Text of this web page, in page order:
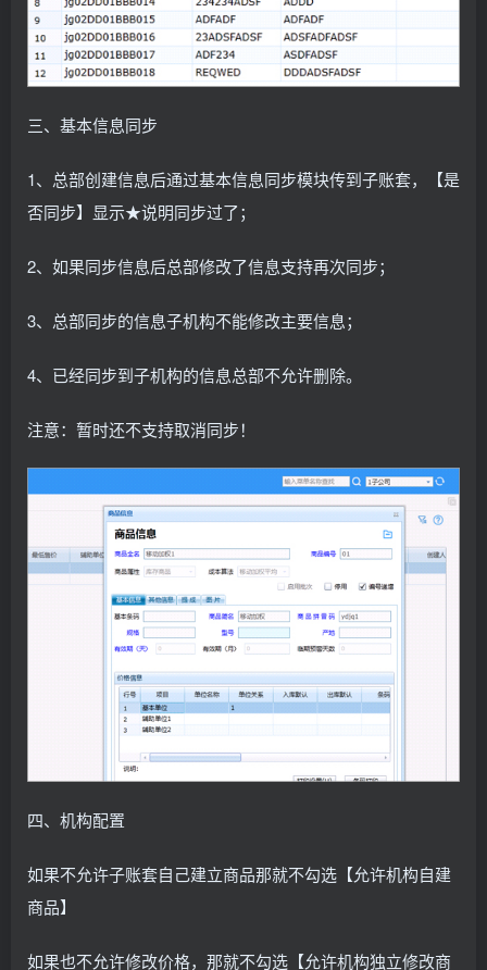
三、基本信息同步
1、总部创建信息后通过基本信息同步模块传到子账套，【是
否同步】显示★说明同步过了；
2、如果同步信息后总部修改了信息支持再次同步；
3、总部同步的信息子机构不能修改主要信息；
4、已经同步到子机构的信息总部不允许删除。
注意：暂时还不支持取消同步！
四、机构配置
如果不允许子账套自己建立商品那就不勾选【允许机构自建
商品】
如果也不允许修改价格，那就不勾选【允许机构独立修改商